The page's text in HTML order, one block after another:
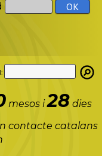
mesos i28 dies
contacte catalans